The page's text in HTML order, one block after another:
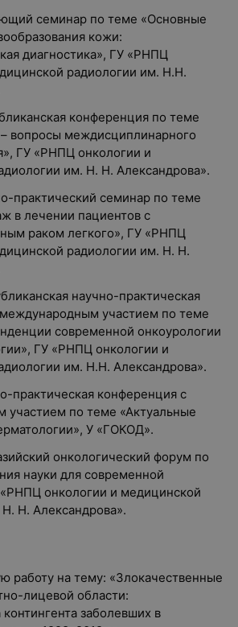
семинар по теме «Основные
кожи:
диагностика», ГУ «РНПЦ
радиологии им. Н.Н.
конференция по теме
вопросы междисциплинарного
ГУ «РНПЦ онкологии и
им. Н. Н. Александрова».
практический семинар по теме
в лечении пациентов с
раком легкого», ГУ «РНПЦ
радиологии им. Н. Н.
научно-практическая
участием по теме
современной онкоурологии
ГУ «РНПЦ онкологии и
им. Н.Н. Александрова».
практическая конференция с
участием по теме «Актуальные
У «ГОКОД».
онкологический форум по
науки для современной
онкологии и медицинской
Н. Александрова».
работу на тему: «Злокачественные
лицевой области:
контингента заболевших в